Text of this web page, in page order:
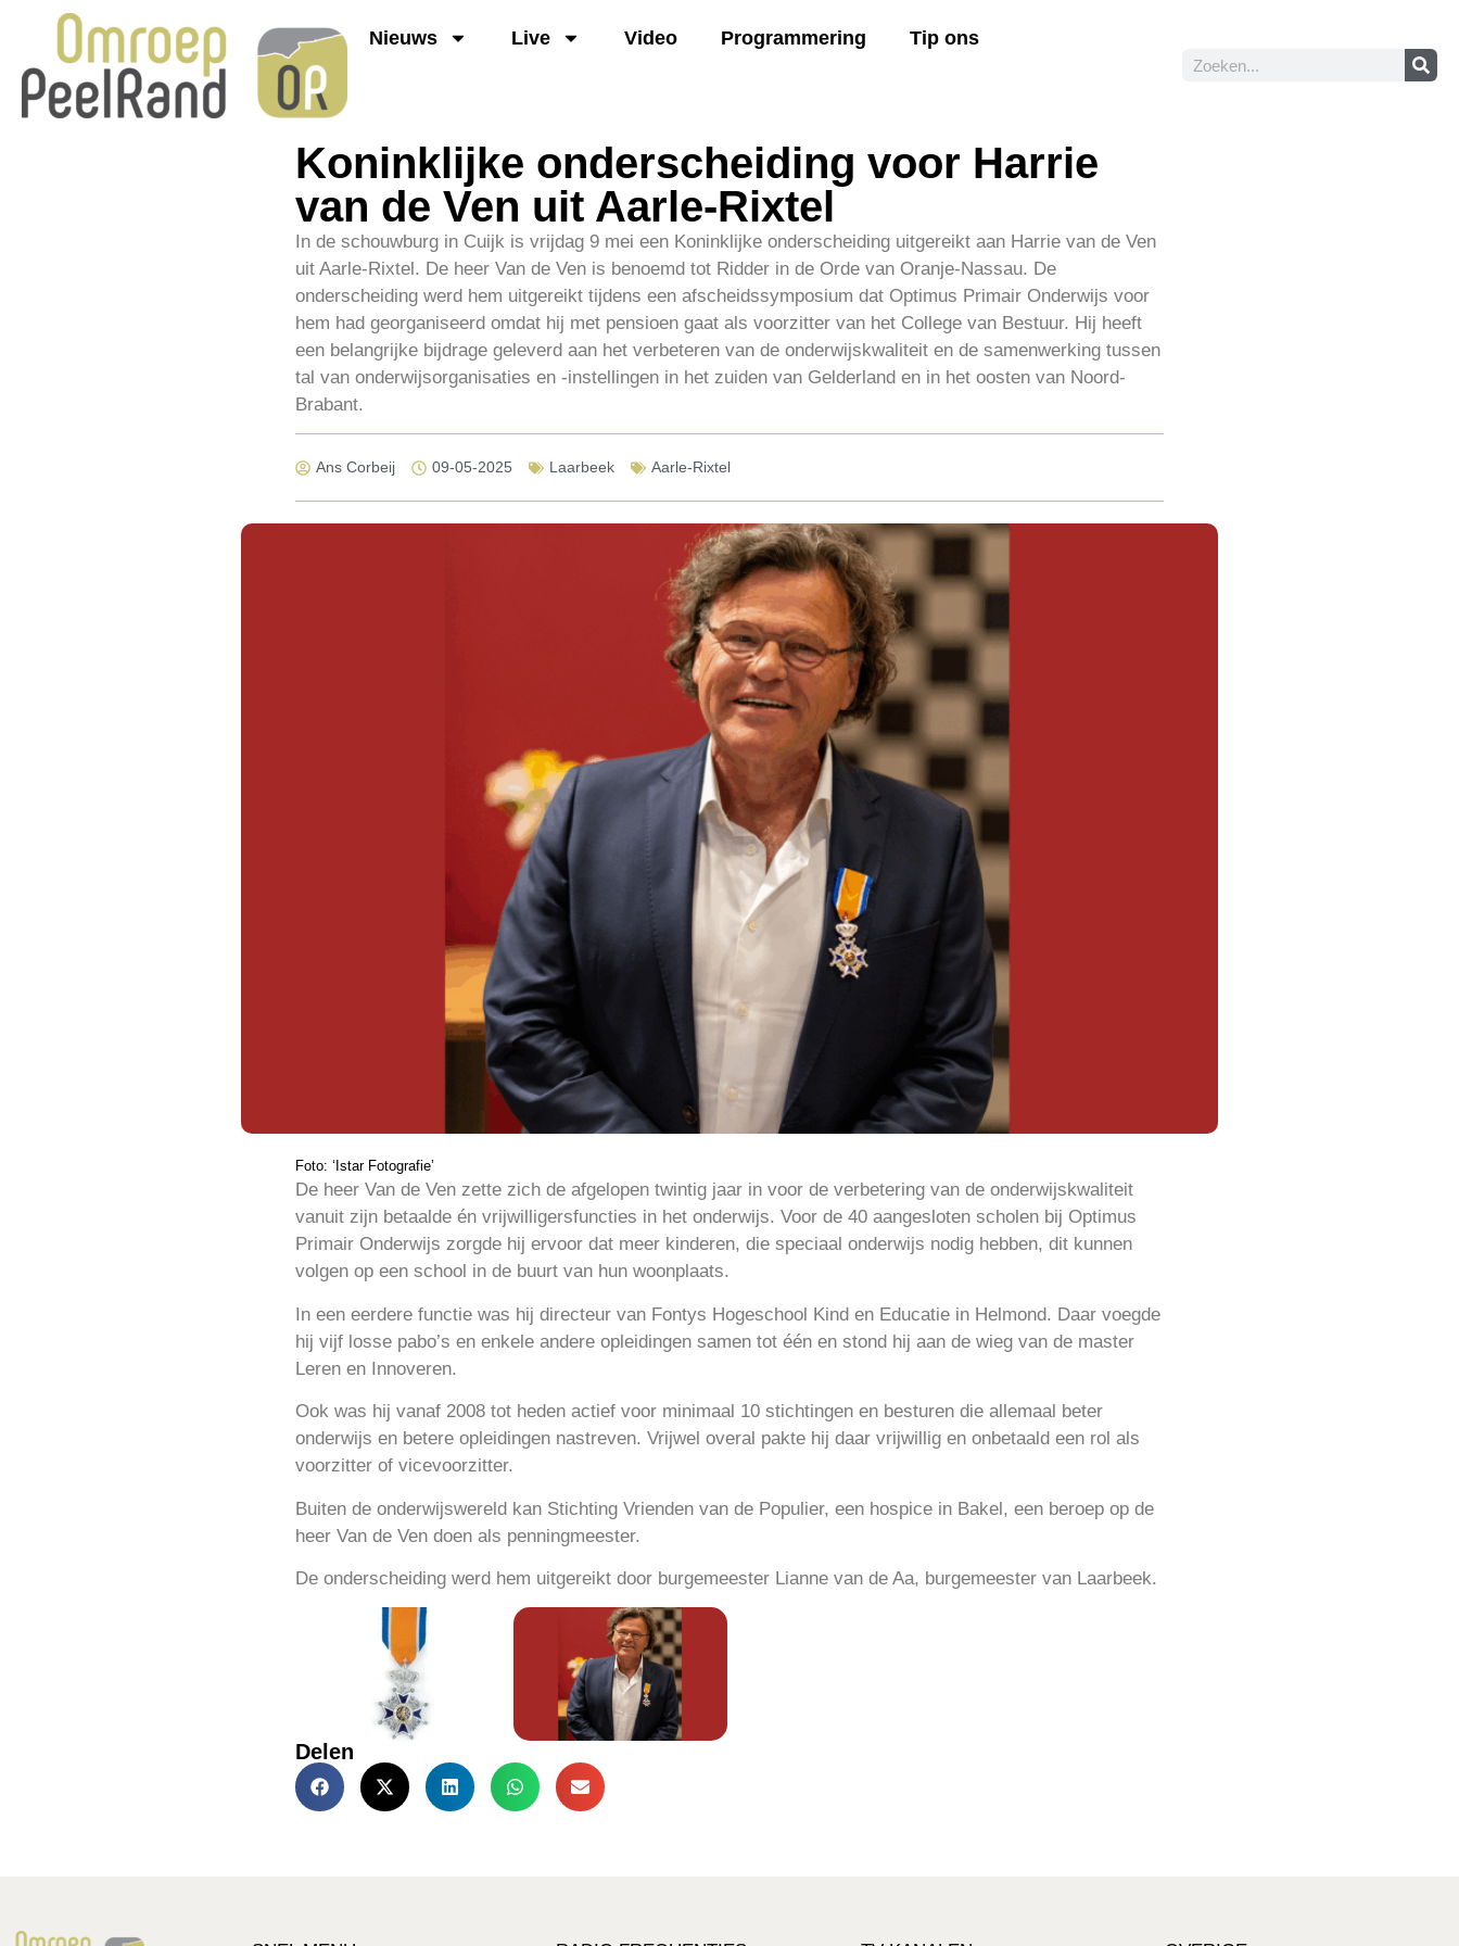
Nieuws Live Video Programmering Tip ons
Koninklijke onderscheiding voor Harrie
van de Ven uit Aarle-Rixtel
In de schouwburg in Cuijk is vrijdag 9 mei een Koninklijke onderscheiding uitgereikt aan Harrie van de Ven
uit Aarle-Rixtel. De heer Van de Ven is benoemd tot Ridder in de Orde van Oranje-Nassau. De
onderscheiding werd hem uitgereikt tijdens een afscheidssymposium dat Optimus Primair Onderwijs voor
hem had georganiseerd omdat hij met pensioen gaat als voorzitter van het College van Bestuur. Hij heeft
een belangrijke bijdrage geleverd aan het verbeteren van de onderwijskwaliteit en de samenwerking tussen
tal van onderwijsorganisaties en -instellingen in het zuiden van Gelderland en in het oosten van Noord-
Brabant.
Ans Corbeij 09-05-2025 Laarbeek Aarle-Rixtel
Foto: ‘Istar Fotografie’
De heer Van de Ven zette zich de afgelopen twintig jaar in voor de verbetering van de onderwijskwaliteit
vanuit zijn betaalde én vrijwilligersfuncties in het onderwijs. Voor de 40 aangesloten scholen bij Optimus
Primair Onderwijs zorgde hij ervoor dat meer kinderen, die speciaal onderwijs nodig hebben, dit kunnen
volgen op een school in de buurt van hun woonplaats.
In een eerdere functie was hij directeur van Fontys Hogeschool Kind en Educatie in Helmond. Daar voegde
hij vijf losse pabo’s en enkele andere opleidingen samen tot één en stond hij aan de wieg van de master
Leren en Innoveren.
Ook was hij vanaf 2008 tot heden actief voor minimaal 10 stichtingen en besturen die allemaal beter
onderwijs en betere opleidingen nastreven. Vrijwel overal pakte hij daar vrijwillig en onbetaald een rol als
voorzitter of vicevoorzitter.
Buiten de onderwijswereld kan Stichting Vrienden van de Populier, een hospice in Bakel, een beroep op de
heer Van de Ven doen als penningmeester.
De onderscheiding werd hem uitgereikt door burgemeester Lianne van de Aa, burgemeester van Laarbeek.
Delen